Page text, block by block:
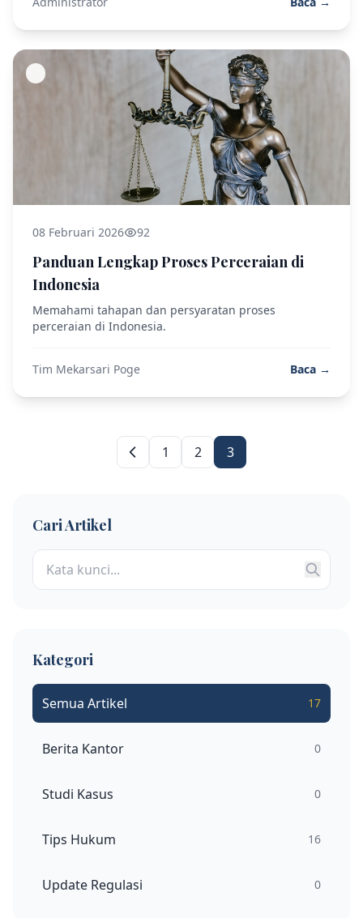
Cari Artikel
Kategori
Semua Artikel 17
Berita Kantor 0
Studi Kasus 0
Tips Hukum 16
Update Regulasi 0
08 Februari 2026 92
Panduan Lengkap Proses Perceraian di
Indonesia
Memahami tahapan dan persyaratan proses
perceraian di Indonesia.
Tim Mekarsari Poge Baca →
1 2 3